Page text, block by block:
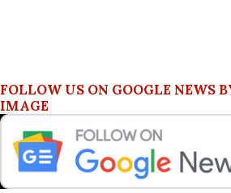
FOLLOW US ON GOOGLE NEWS
IMAGE